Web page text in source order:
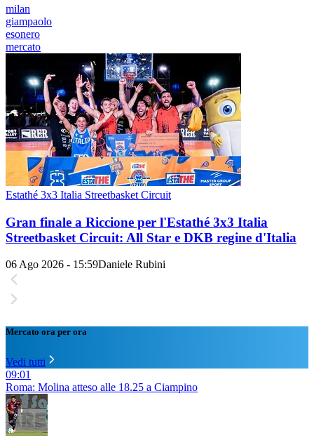
milan
giampaolo
esonero
mercato
Estathé 3x3 Italia Streetbasket Circuit
Gran finale a Riccione per l'Estathé 3x3 Italia
Streetbasket Circuit: All Star e DKB regine d'Italia
06 Ago 2026 - 15:59Daniele Rubini
Mercato ora per ora
Vedi tutti
09:01
Roma: Molina atteso alle 18.25 a Ciampino